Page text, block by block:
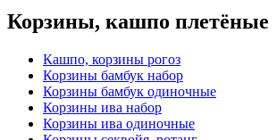
Корзины, кашпо плетёные
Кашпо, корзины рогоз
Корзины бамбук набор
Корзины бамбук одиночные
Корзины ива набор
Корзины ива одиночные